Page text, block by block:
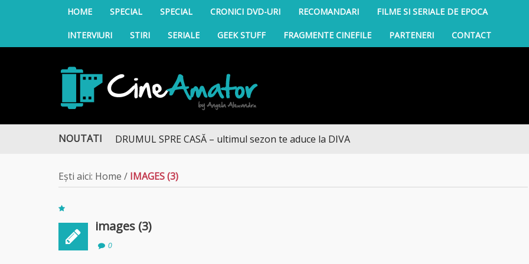
HOME SPECIAL SPECIAL CRONICI DVD-URI RECOMANDARI FILME SI SERIALE DE EPOCA
INTERVIURI STIRI SERIALE GEEK STUFF FRAGMENTE CINEFILE PARTENERI CONTACT
CineAmator
NOUTATIDRUMUL SPRE CASĂ – ultimul sezon te aduce la DIVA
Ești aici: Home / IMAGES (3)
images (3)
0